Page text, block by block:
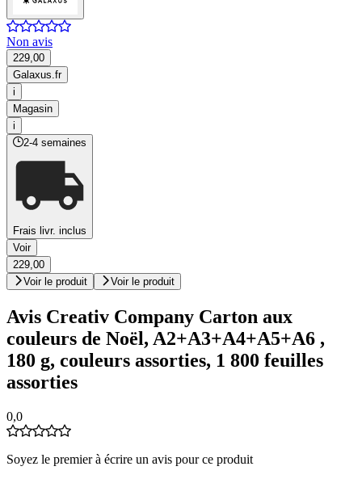
Non avis
229,00
Galaxus.fr
i
Magasin
i
2-4 semaines
Frais livr. inclus
Voir
229,00
Voir le produit
Voir le produit
Avis Creativ Company Carton aux
couleurs de Noël, A2+A3+A4+A5+A6 ,
180 g, couleurs assorties, 1 800 feuilles
assorties
0,0
Soyez le premier à écrire un avis pour ce produit